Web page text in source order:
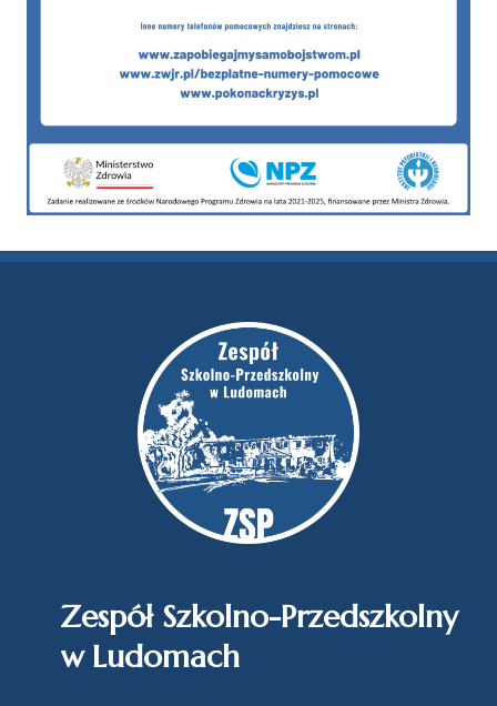
Zespół Szkolno-Przedszkolny
w Ludomach